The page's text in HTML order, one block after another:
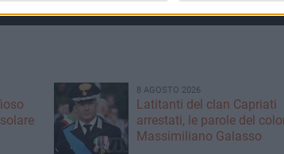
8 AGOSTO 2026
Latitanti del clan Capriati
arrestati, le parole del
Massimiliano Galasso